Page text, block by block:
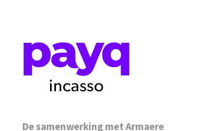
De samenwerking met Armaere